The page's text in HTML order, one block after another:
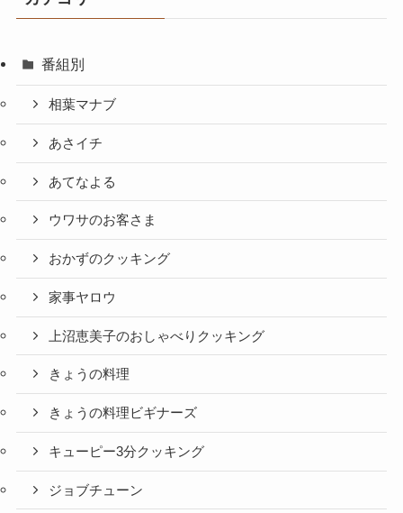
番組別
相葉マナブ
あさイチ
あてなよる
ウワサのお客さま
おかずのクッキング
家事ヤロウ
上沼恵美子のおしゃべりクッキング
きょうの料理
きょうの料理ビギナーズ
キューピー3分クッキング
ジョブチューン